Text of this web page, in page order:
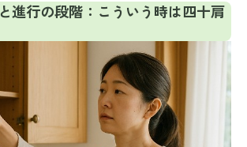
進行の段階：こういう時は四十肩